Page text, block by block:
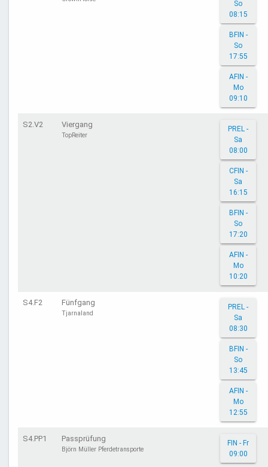
So
08:15
BFIN -
So
17:55
AFIN -
Mo
09:10
S2.V2 Viergang
TopReiter
PREL -
Sa
08:00
CFIN -
Sa
16:15
BFIN -
So
17:20
AFIN -
Mo
10:20
S4.F2 Fünfgang
Tjarnaland
PREL -
Sa
08:30
BFIN -
So
13:45
AFIN -
Mo
12:55
S4.PP1 Passprüfung
Björn Müller Pferdetransporte
FIN - Fr
09:00